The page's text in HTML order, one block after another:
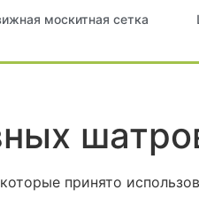
москитная сетка
принято